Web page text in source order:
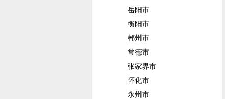
岳阳市
衡阳市
郴州市
常德市
张家界市
怀化市
永州市